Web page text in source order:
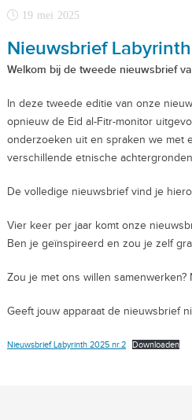
19 mei 2025
Nieuwsbrief
Welkom bij de tweede nieuwsbrief
In deze tweede editie van onze
opnieuw de Eid al-Fitr-monitor
onderzoeken uit en spraken we met
verschillende etnische
De volledige nieuwsbrief vind je
Vier keer per jaar komt onze
Ben je geïnspireerd en zou je zelf
Zou je met ons willen samenwerken?
Geeft jouw apparaat de nieuwsbrief
Nieuwsbrief Labyrinth 2025 nr.2 Downloaden